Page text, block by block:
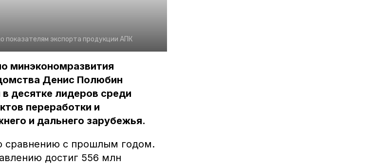
показателям экспорта продукции АПК
минэкономразвития
Денис Полюбин
десятке лидеров среди
переработки и
и дальнего зарубежья.
сравнению с прошлым годом.
достиг 556 млн